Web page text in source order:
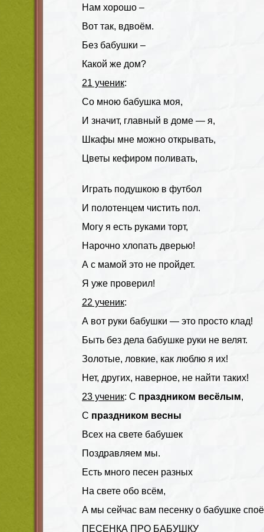
Нам хорошо –
Вот так, вдвоём.
Без бабушки –
Какой же дом?
21 ученик:
Со мною бабушка моя,
И значит, главный в доме — я,
Шкафы мне можно открывать,
Цветы кефиром поливать,
Играть подушкою в футбол
И полотенцем чистить пол.
Могу я есть руками торт,
Нарочно хлопать дверью!
А с мамой это не пройдет.
Я уже проверил!
22 ученик:
А вот руки бабушки — это просто клад!
Быть без дела бабушке руки не велят.
Золотые, ловкие, как люблю я их!
Нет, других, наверное, не найти таких!
23 ученик: С праздником весёлым,
С праздником весны
Всех на свете бабушек
Поздравляем мы.
Есть много песен разных
На свете обо всём,
А мы сейчас вам песенку о бабушке
ПЕСЕНКА ПРО БАБУШКУ